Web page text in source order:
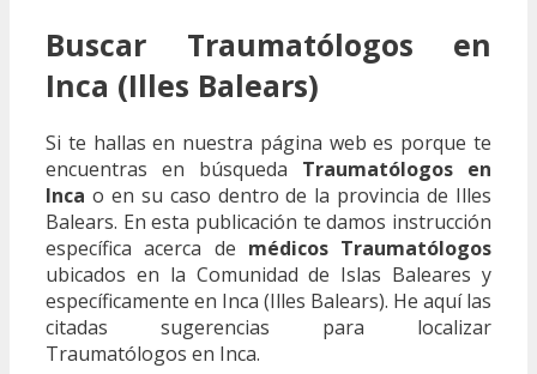
Buscar Traumatólogos en
Inca (Illes Balears)
Si te hallas en nuestra página web es porque te
encuentras en búsqueda Traumatólogos en
Inca o en su caso dentro de la provincia de Illes
Balears. En esta publicación te damos instrucción
específica acerca de médicos Traumatólogos
ubicados en la Comunidad de Islas Baleares y
específicamente en Inca (Illes Balears). He aquí las
citadas sugerencias para localizar
Traumatólogos en Inca.